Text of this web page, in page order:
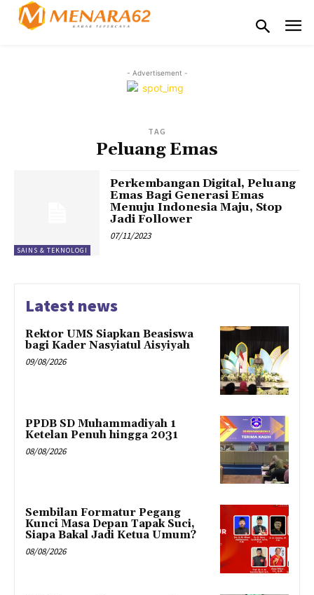
- Advertisement -
TAG
Peluang Emas
SAINS & TEKNOLOGI
Perkembangan Digital, Peluang
Emas Bagi Generasi Emas
Menuju Indonesia Maju, Stop
Jadi Follower
07/11/2023
Latest news
Rektor UMS Siapkan Beasiswa
bagi Kader Nasyiatul Aisyiyah
09/08/2026
PPDB SD Muhammadiyah 1
Ketelan Penuh hingga 2031
08/08/2026
Sembilan Formatur Pegang
Kunci Masa Depan Tapak Suci,
Siapa Bakal Jadi Ketua Umum?
08/08/2026